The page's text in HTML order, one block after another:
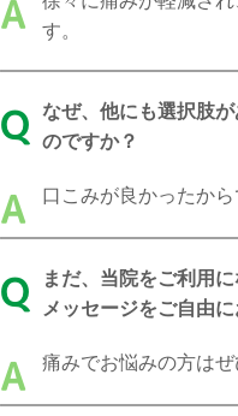
A
す。
Q
なぜ、他にも選択肢
のですか？
A 口こみが良かったから
Q
まだ、当院をご利用に
メッセージをご自由
A 痛みでお悩みの方は